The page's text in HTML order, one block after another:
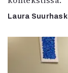
Laura